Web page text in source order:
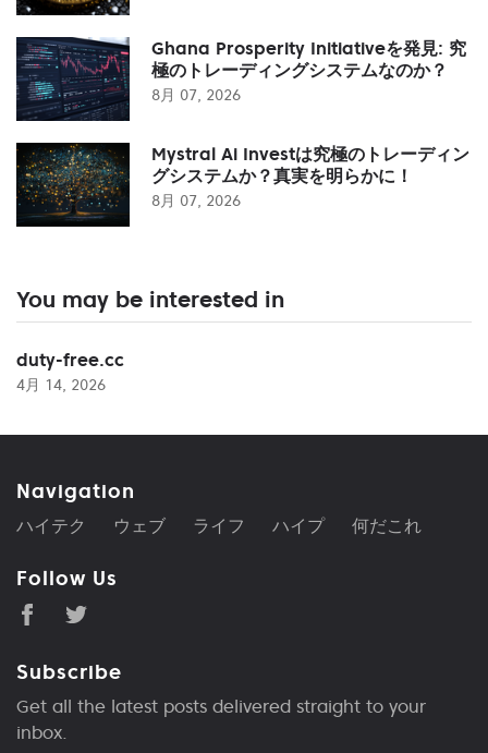
Ghana Prosperity Initiativeを発見: 究
極のトレーディングシステムなのか？
8月 07, 2026
Mystral Ai Investは究極のトレーディン
グシステムか？真実を明らかに！
8月 07, 2026
You may be interested in
duty-free.cc
4月 14, 2026
Navigation
ハイテク ウェブ ライフ ハイプ 何だこれ
Follow Us
Subscribe
Get all the latest posts delivered straight to your
inbox.